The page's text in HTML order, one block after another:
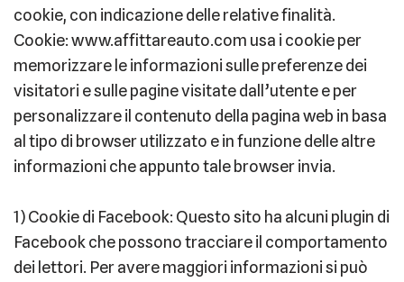
cookie, con indicazione delle relative finalità.
Cookie: www.affittareauto.com usa i cookie per
memorizzare le informazioni sulle preferenze dei
visitatori e sulle pagine visitate dall’utente e per
personalizzare il contenuto della pagina web in basa
al tipo di browser utilizzato e in funzione delle altre
informazioni che appunto tale browser invia.
1) Cookie di Facebook: Questo sito ha alcuni plugin di
Facebook che possono tracciare il comportamento
dei lettori. Per avere maggiori informazioni si può